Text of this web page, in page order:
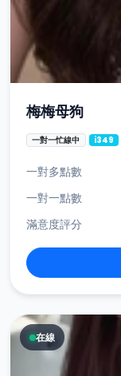
梅梅母狗
一對一忙線中 i349
一對多點數
一對一點數
滿意度評分
在線